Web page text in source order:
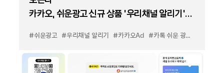
카카오, 쉬운광고 신규 상품 '우리채널 알리기'
#쉬운광고 #우리채널 알리기 #카카오Ad #카톡 쉬운 광고